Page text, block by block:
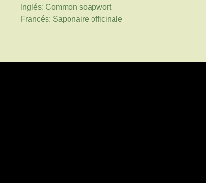
Inglés: Common soapwort
Francés: Saponaire officinale